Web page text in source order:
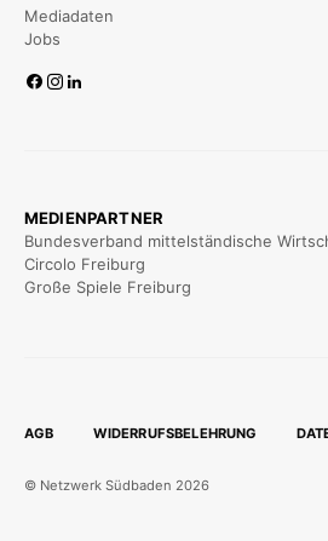
Mediadaten
Jobs
MEDIENPARTNER
Bundesverband mittelständische
Circolo Freiburg
Große Spiele Freiburg
AGB WIDERRUFSBELEHRUNG
© Netzwerk Südbaden 2026